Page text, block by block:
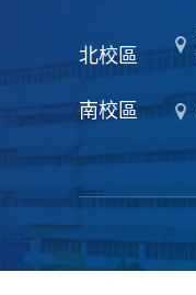
北校區
南校區